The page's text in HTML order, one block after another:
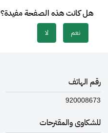
هل كانت هذه الصفحة مفيدة؟
نعم لا
رقم الهاتف
920008673
للشكاوى والمقترحات